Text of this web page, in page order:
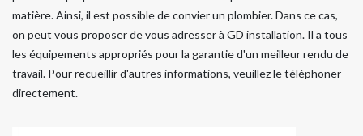
matière. Ainsi, il est possible de convier un plombier. Dans ce cas,
on peut vous proposer de vous adresser à GD installation. Il a tous
les équipements appropriés pour la garantie d'un meilleur rendu de
travail. Pour recueillir d'autres informations, veuillez le téléphoner
directement.